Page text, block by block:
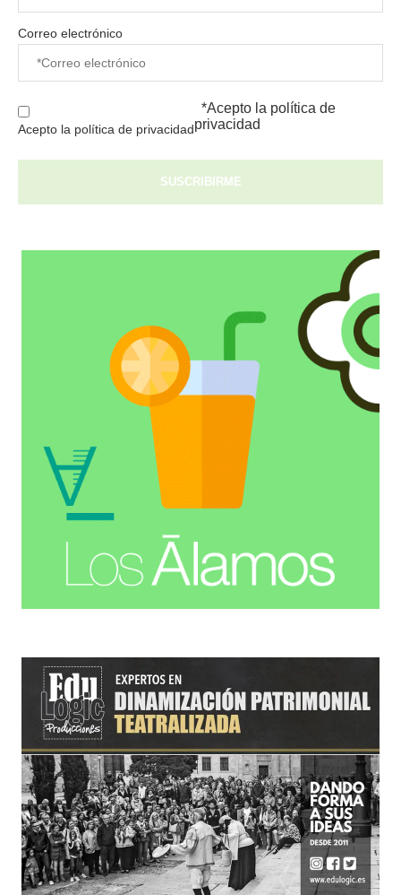
Correo electrónico
Acepto la política de privacidad
*Acepto la política de
privacidad